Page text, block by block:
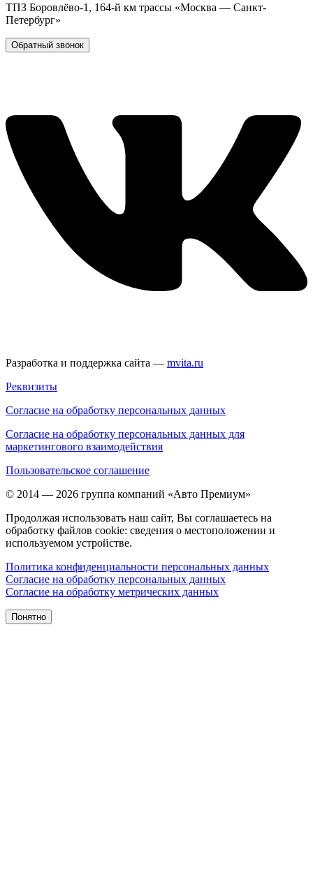
ТПЗ Боровлёво-1, 164-й км трассы «Москва — Санкт-
Петербург»
Обратный звонок
Разработка и поддержка сайта — mvita.ru
Реквизиты
Согласие на обработку персональных данных
Согласие на обработку персональных данных для
маркетингового взаимодействия
Пользовательское соглашение
© 2014 — 2026 группа компаний «Авто Премиум»
Продолжая использовать наш сайт, Вы соглашаетесь на
обработку файлов cookie: сведения о местоположении и
используемом устройстве.
Политика конфиденциальности персональных данных
Согласие на обработку персональных данных
Согласие на обработку метрических данных
Понятно